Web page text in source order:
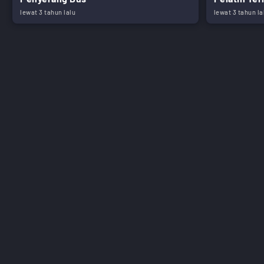
lewat 3 tahun lalu lewat 3 tahun